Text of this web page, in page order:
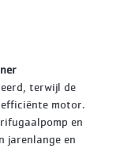
terwijl de
motor.
en
jarenlange en